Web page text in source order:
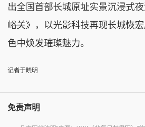
出全国首部长城原址实景沉浸式
峪关》，以光影科技再现长城恢
色中焕发璀璨魅力。
记者于晓明
免责声明